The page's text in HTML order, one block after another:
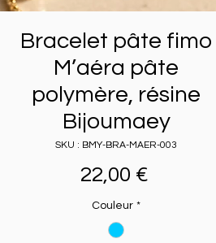
Bracelet pâte fimo
M’aéra pâte
polymère, résine
Bijoumaey
SKU : BMY-BRA-MAER-003
22,00 €Prix
Couleur *